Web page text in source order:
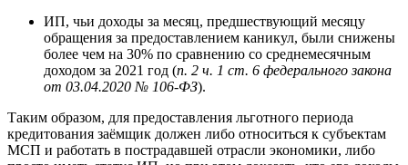
ИП, чьи доходы за месяц, предшествующий месяцу
обращения за предоставлением каникул, были снижены
более чем на 30% по сравнению со среднемесячным
доходом за 2021 год (п. 2 ч. 1 ст. 6 федерального закона
от 03.04.2020 № 106-ФЗ).
Таким образом, для предоставления льготного периода
кредитования заёмщик должен либо относиться к субъектам
МСП и работать в пострадавшей отрасли экономики, либо